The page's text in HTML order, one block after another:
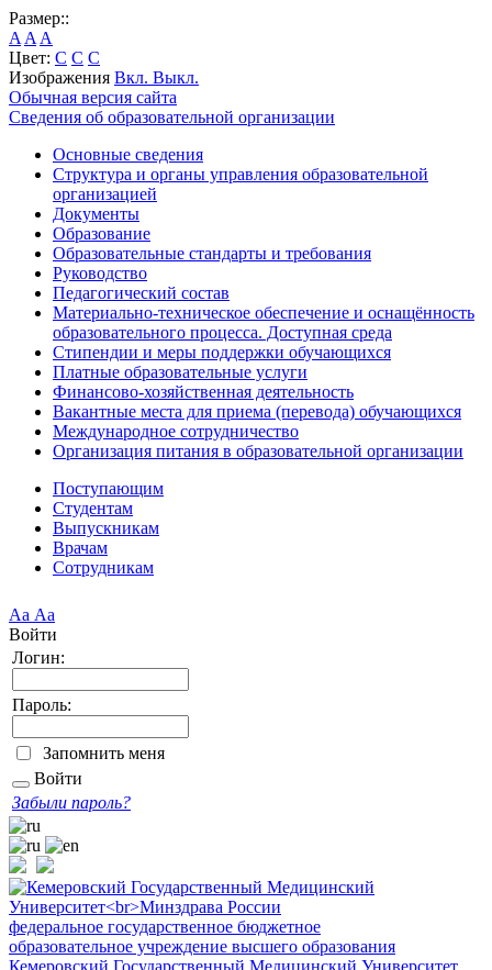
Размер::
A A A
Цвет: C C C
Изображения Вкл. Выкл.
Обычная версия сайта
Сведения об образовательной организации
Основные сведения
Структура и органы управления образовательной
организацией
Документы
Образование
Образовательные стандарты и требования
Руководство
Педагогический состав
Материально-техническое обеспечение и оснащённость
образовательного процесса. Доступная среда
Стипендии и меры поддержки обучающихся
Платные образовательные услуги
Финансово-хозяйственная деятельность
Вакантные места для приема (перевода) обучающихся
Международное сотрудничество
Организация питания в образовательной организации
Поступающим
Студентам
Выпускникам
Врачам
Сотрудникам
Аа Аа
Войти
Логин:
Пароль:
Запомнить меня
Войти
Забыли пароль?
федеральное государственное бюджетное
образовательное учреждение высшего образования
Кемеровский Государственный Медицинский Университет